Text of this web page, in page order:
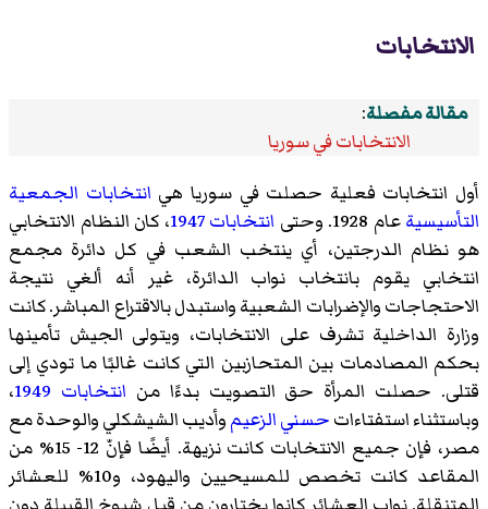
الانتخابات
مقالة مفصلة:
الانتخابات في سوريا
أول انتخابات فعلية حصلت في سوريا هي انتخابات الجمعية
التأسيسيةعام 1928. وحتى انتخابات 1947
، كان النظام الانتخابي
هو نظام الدرجتين، أي ينتخب الشعب في كل دائرة مجمع
انتخابي يقوم بانتخاب نواب الدائرة، غير أنه ألغي نتيجة
الاحتجاجات والإضرابات الشعبية واستبدل بالاقتراع المباشر. كانت
وزارة الداخلية تشرف على الانتخابات، ويتولى الجيش تأمينها
بحكم المصادمات بين المتحازبين التي كانت غالبًا ما تودي إلى
قتلى. حصلت المرأة حق التصويت بدءًا من انتخابات 1949
،
وباستثناء استفتاءاتحسني الزعيموأديب الشيشكلي والوحدة مع
مصر، فإن جميع الانتخابات كانت نزيهة. أيضًا فإنّ 12- 15% من
المقاعد كانت تخصص للمسيحيين واليهود، و10% للعشائر